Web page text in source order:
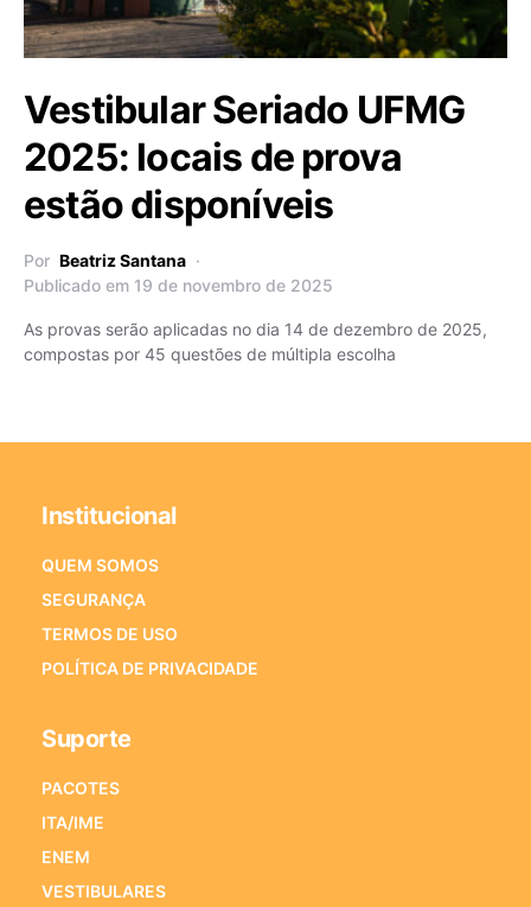
Vestibular Seriado UFMG
2025: locais de prova
estão disponíveis
Por Beatriz Santana
Publicado em 19 de novembro de 2025
As provas serão aplicadas no dia 14 de dezembro de 2025,
compostas por 45 questões de múltipla escolha
Institucional
QUEM SOMOS
SEGURANÇA
TERMOS DE USO
POLÍTICA DE PRIVACIDADE
Suporte
PACOTES
ITA/IME
ENEM
VESTIBULARES